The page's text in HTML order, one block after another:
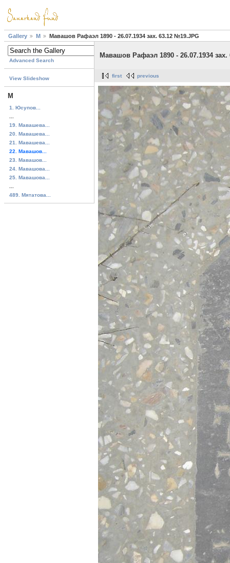
Gallery М Мавашов Рафаэл 1890 - 26.07.1934 зах. 63.12 №19.JPG
Advanced Search
View Slideshow
М
1. Юсупов...
19. Мавашева...
20. Мавашева...
21. Мавашева...
22. Мавашов...
23. Мавашов...
24. Мавашова...
25. Мавашова...
489. Мятатова...
Мавашов Рафаэл 1890 - 26.07.1934
first previous